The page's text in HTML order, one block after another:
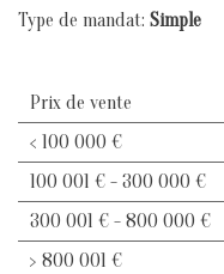
Type de mandat: Simple
Prix de vente
< 100 000 €
100 001 € - 300 000 €
300 001 € - 800 000 €
> 800 001 €